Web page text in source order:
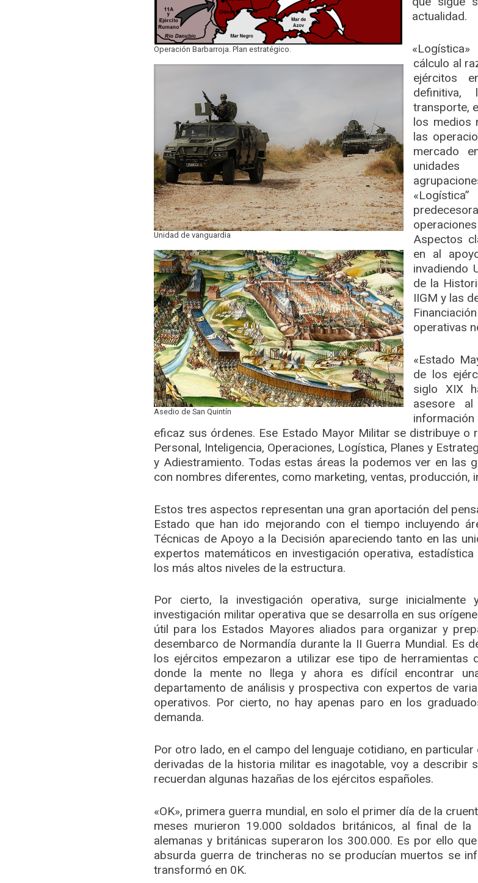
Operación Barbarroja. Plan estratégico.
Unidad de vanguardia
Asedio de San Quintín
actualidad.
cálculo al
ejércitos
transporte,
los medios
las
mercado
Aspectos
en al
invadiendo
de la
IIGM y las
operativas
«Estado
de los
siglo XIX
asesore
eficaz sus órdenes. Ese Estado Mayor Militar se distribuye o
Personal, Inteligencia, Operaciones, Logística, Planes y
y Adiestramiento. Todas estas áreas la podemos ver en las
con nombres diferentes, como marketing, ventas, producción,
Estos tres aspectos representan una gran aportación del
Estado que han ido mejorando con el tiempo incluyendo
Técnicas de Apoyo a la Decisión apareciendo tanto en las
expertos matemáticos en investigación operativa,
los más altos niveles de la estructura.
Por cierto, la investigación operativa, surge
investigación militar operativa que se desarrolla en sus
útil para los Estados Mayores aliados para organizar y
desembarco de Normandía durante la II Guerra Mundial. Es
los ejércitos empezaron a utilizar ese tipo de herramientas
donde la mente no llega y ahora es difícil encontrar
departamento de análisis y prospectiva con expertos de
operativos. Por cierto, no hay apenas paro en los
demanda.
Por otro lado, en el campo del lenguaje cotidiano, en
derivadas de la historia militar es inagotable, voy a describir
recuerdan algunas hazañas de los ejércitos españoles.
«OK», primera guerra mundial, en solo el primer día de la
meses murieron 19.000 soldados británicos, al final de la
alemanas y británicas superaron los 300.000. Es por ello
absurda guerra de trincheras no se producían muertos se
transformó en 0K.